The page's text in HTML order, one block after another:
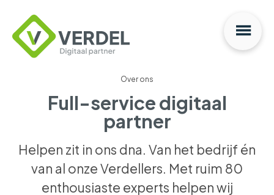
Over ons
Full-service digitaal
partner
Helpen zit in ons dna. Van het bedrijf én
van al onze Verdellers. Met ruim 80
enthousiaste experts helpen wij